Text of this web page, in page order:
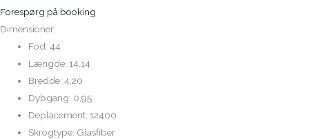
Forespørg på booking
Dimensioner
Fod: 44
Længde: 14,14
Bredde: 4,20
Dybgang: 0,95
Deplacement: 12400
Skrogtype: Glasfiber